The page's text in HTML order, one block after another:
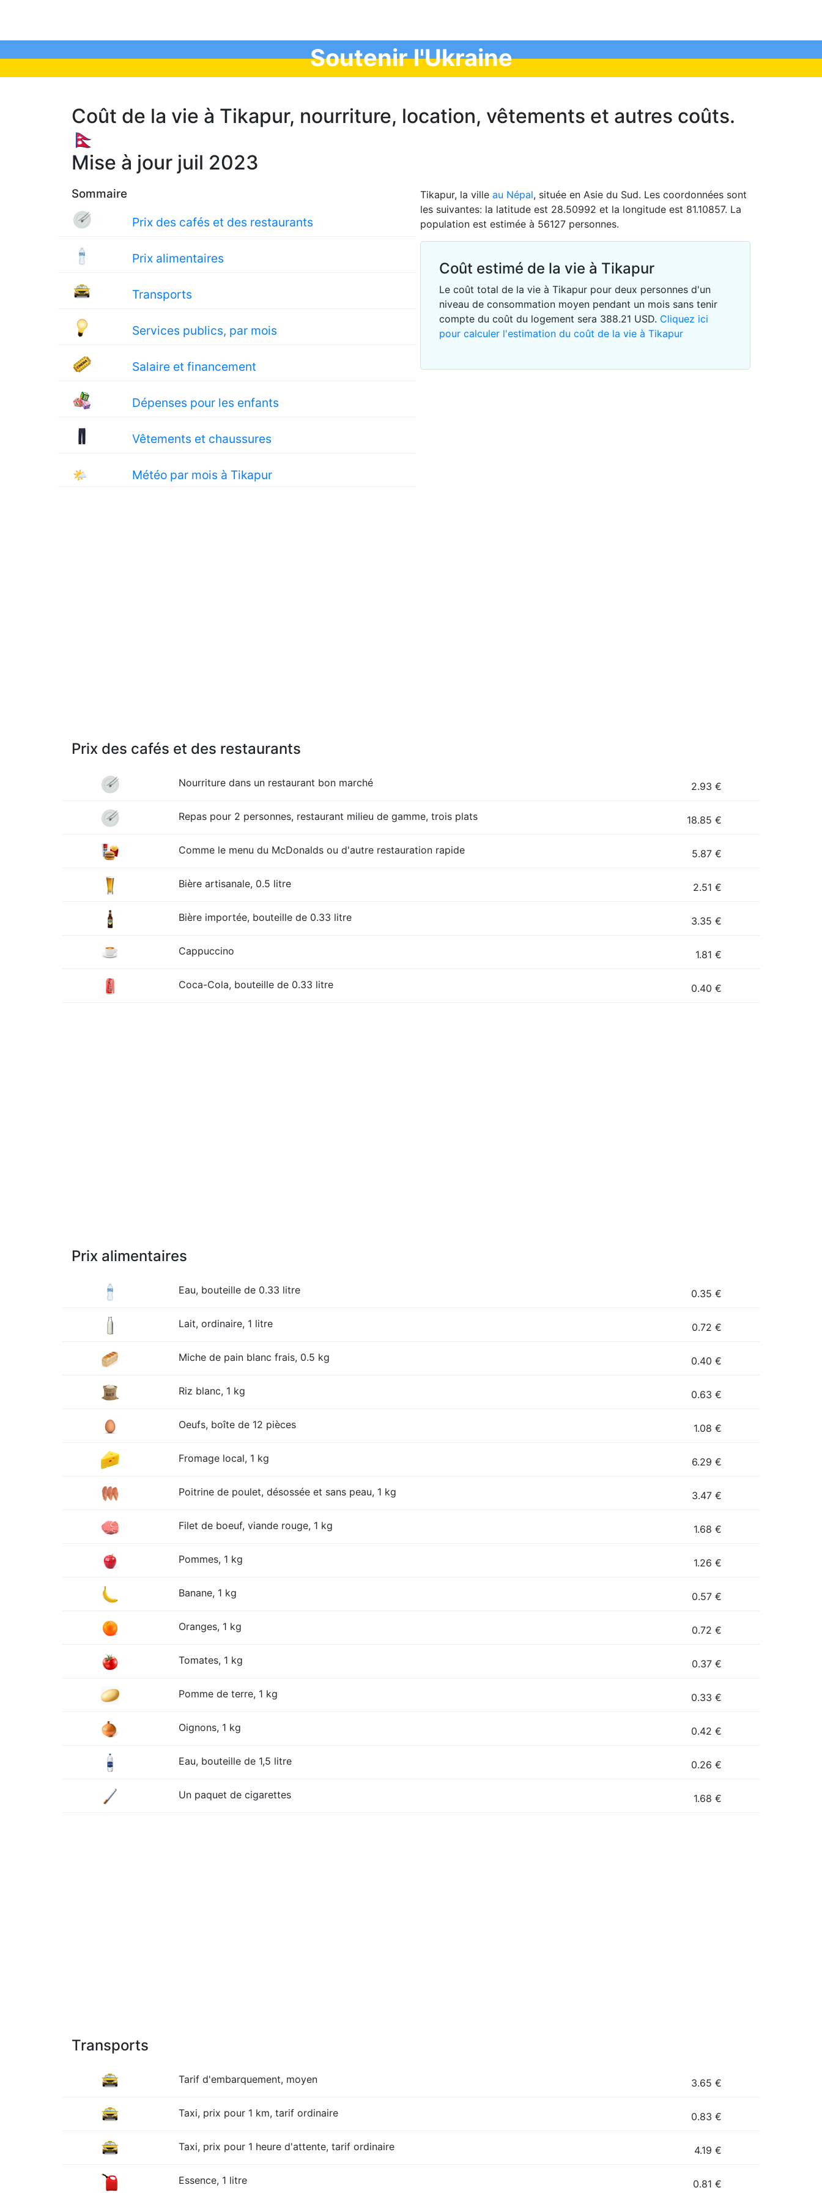
Soutenir l'Ukraine
Coût de la vie à Tikapur, nourriture, location, vêtements et autres coûts.
🇳🇵
Mise à jour juil 2023
Sommaire
Prix des cafés et des restaurants
Prix alimentaires
Transports
Services publics, par mois
Salaire et financement
Dépenses pour les enfants
Vêtements et chaussures
🌤 Météo par mois à Tikapur
Tikapur, la ville au Népal, située en Asie du Sud. Les coordonnées sont
les suivantes: la latitude est 28.50992 et la longitude est 81.10857. La
population est estimée à 56127 personnes.
Coût estimé de la vie à Tikapur
Le coût total de la vie à Tikapur pour deux personnes d'un
niveau de consommation moyen pendant un mois sans tenir
compte du coût du logement sera 388.21 USD. Cliquez ici
pour calculer l'estimation du coût de la vie à Tikapur
Prix des cafés et des restaurants
Nourriture dans un restaurant bon marché 2.93 €
Repas pour 2 personnes, restaurant milieu de gamme, trois plats 18.85 €
Comme le menu du McDonalds ou d'autre restauration rapide 5.87 €
Bière artisanale, 0.5 litre 2.51 €
Bière importée, bouteille de 0.33 litre 3.35 €
Cappuccino 1.81 €
Coca-Cola, bouteille de 0.33 litre 0.40 €
Prix alimentaires
Eau, bouteille de 0.33 litre 0.35 €
Lait, ordinaire, 1 litre 0.72 €
Miche de pain blanc frais, 0.5 kg 0.40 €
Riz blanc, 1 kg 0.63 €
Oeufs, boîte de 12 pièces 1.08 €
Fromage local, 1 kg 6.29 €
Poitrine de poulet, désossée et sans peau, 1 kg 3.47 €
Filet de boeuf, viande rouge, 1 kg 1.68 €
Pommes, 1 kg 1.26 €
Banane, 1 kg 0.57 €
Oranges, 1 kg 0.72 €
Tomates, 1 kg 0.37 €
Pomme de terre, 1 kg 0.33 €
Oignons, 1 kg 0.42 €
Eau, bouteille de 1,5 litre 0.26 €
Un paquet de cigarettes 1.68 €
Transports
Tarif d'embarquement, moyen 3.65 €
Taxi, prix pour 1 km, tarif ordinaire 0.83 €
Taxi, prix pour 1 heure d'attente, tarif ordinaire 4.19 €
Essence, 1 litre 0.81 €